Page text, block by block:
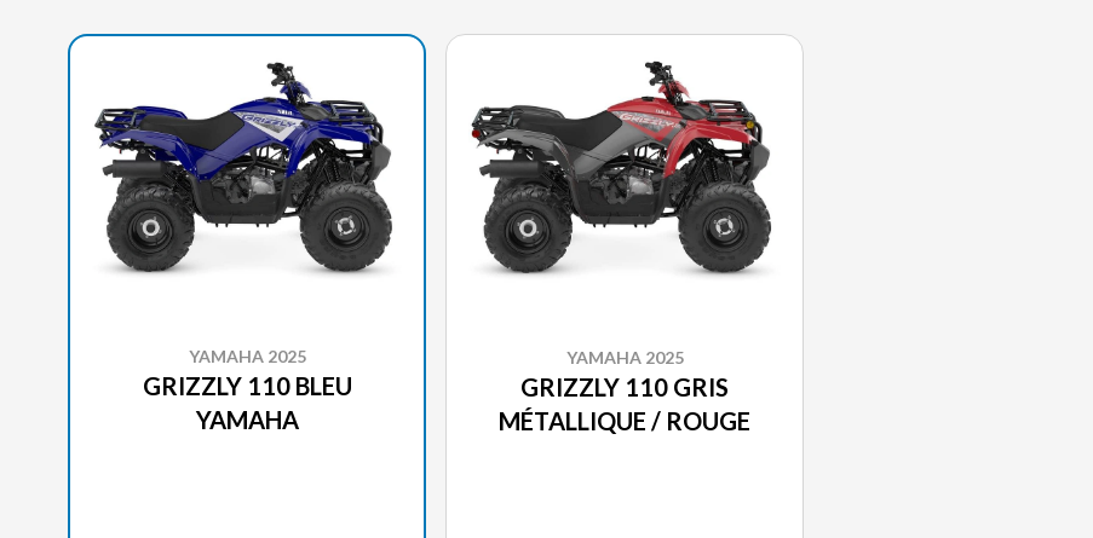
YAMAHA 2025
GRIZZLY 110 BLEU
YAMAHA
YAMAHA 2025
GRIZZLY 110 GRIS
MÉTALLIQUE / ROUGE